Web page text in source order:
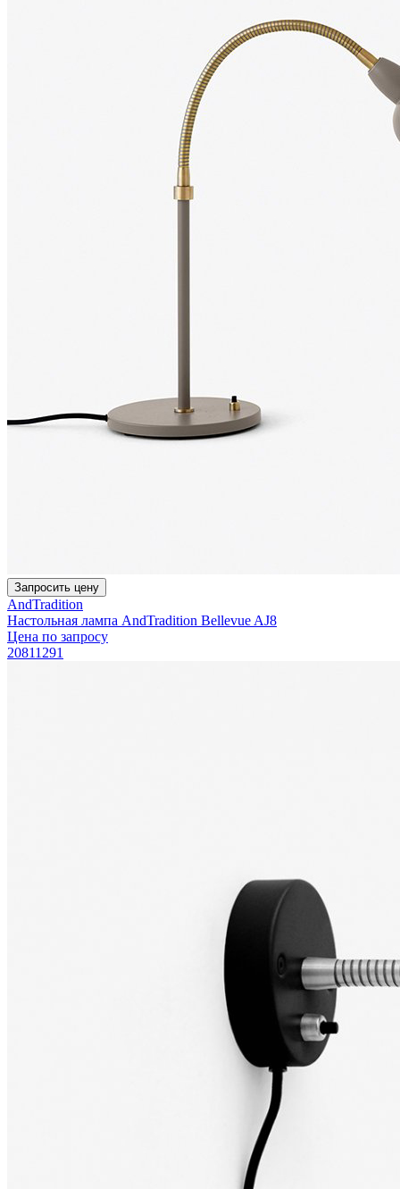
Запросить цену
AndTradition
Настольная лампа AndTradition Bellevue AJ8
Цена по запросу
20811291